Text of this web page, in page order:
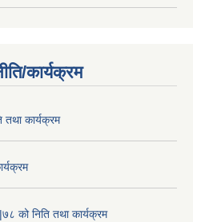
कार्यक्रम
तथा कार्यक्रम
को निति तथा कार्यक्रम